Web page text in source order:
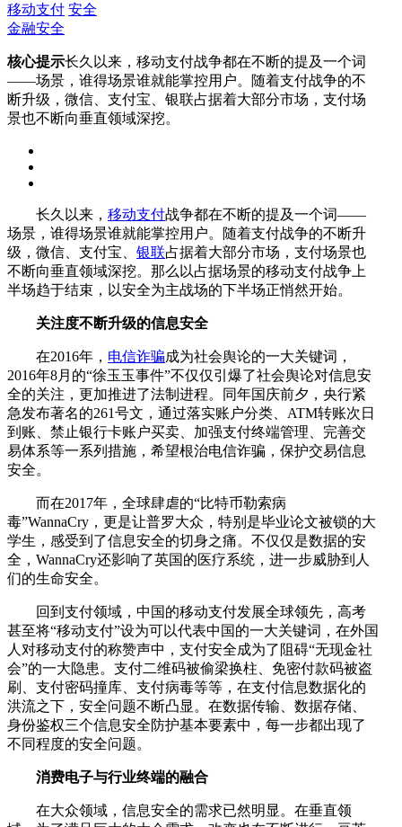
移动支付 安全
金融安全
核心提示长久以来，移动支付战争都在不断的提及一个词
——场景，谁得场景谁就能掌控用户。随着支付战争的不
断升级，微信、支付宝、银联占据着大部分市场，支付场
景也不断向垂直领域深挖。
长久以来， 移动支付战争都在不断的提及一个词——
场景，谁得场景谁就能掌控用户。随着支付战争的不断升
级，微信、支付宝、 银联占据着大部分市场，支付场景也
不断向垂直领域深挖。那么以占据场景的移动支付战争上
半场趋于结束，以安全为主战场的下半场正悄然开始。
关注度不断升级的信息安全
在2016年， 电信诈骗成为社会舆论的一大关键词，
2016年8月的“徐玉玉事件”不仅仅引爆了社会舆论对信息安
全的关注，更加推进了法制进程。同年国庆前夕，央行紧
急发布著名的261号文，通过落实账户分类、ATM转账次日
到账、禁止银行卡账户买卖、加强支付终端管理、完善交
易体系等一系列措施，希望根治电信诈骗，保护交易信息
安全。
而在2017年，全球肆虐的“比特币勒索病
毒”WannaCry，更是让普罗大众，特别是毕业论文被锁的大
学生，感受到了信息安全的切身之痛。不仅仅是数据的安
全，WannaCry还影响了英国的医疗系统，进一步威胁到人
们的生命安全。
回到支付领域，中国的移动支付发展全球领先，高考
甚至将“移动支付”设为可以代表中国的一大关键词，在外国
人对移动支付的称赞声中，支付安全成为了阻碍“无现金社
会”的一大隐患。支付二维码被偷梁换柱、免密付款码被盗
刷、支付密码撞库、支付病毒等等，在支付信息数据化的
洪流之下，安全问题不断凸显。在数据传输、数据存储、
身份鉴权三个信息安全防护基本要素中，每一步都出现了
不同程度的安全问题。
消费电子与行业终端的融合
在大众领域，信息安全的需求已然明显。在垂直领